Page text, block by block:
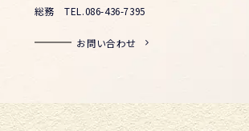
総務TEL.086-436-7395
お問い合わせ